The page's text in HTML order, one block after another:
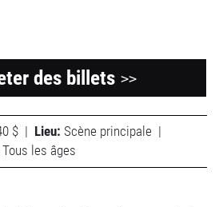
des billets >>
$ | Lieu: Scène principale |
Tous les âges